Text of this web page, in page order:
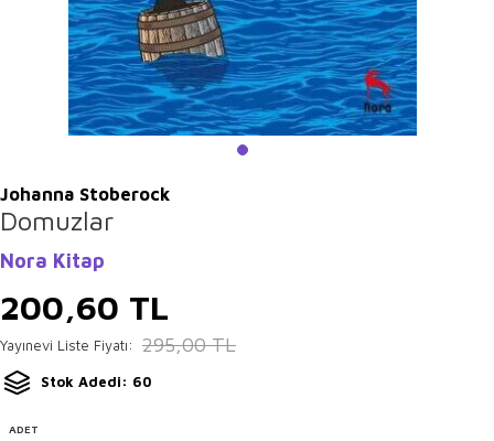
Johanna Stoberock
Domuzlar
Nora Kitap
200,60 TL
Yayınevi Liste Fiyatı: 295,00TL
Stok Adedi: 60
ADET